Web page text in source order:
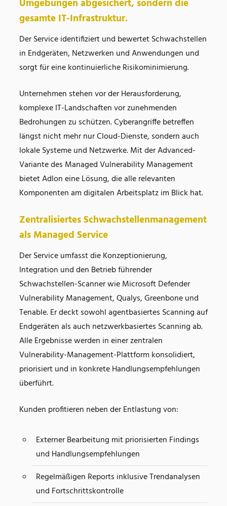
Umgebungen abgesichert, sondern die
gesamte IT-Infrastruktur.
Der Service identifiziert und bewertet Schwachstellen
in Endgeräten, Netzwerken und Anwendungen und
sorgt für eine kontinuierliche Risikominimierung.
Unternehmen stehen vor der Herausforderung,
komplexe IT-Landschaften vor zunehmenden
Bedrohungen zu schützen. Cyberangriffe betreffen
längst nicht mehr nur Cloud-Dienste, sondern auch
lokale Systeme und Netzwerke. Mit der Advanced-
Variante des Managed Vulnerability Management
bietet Adlon eine Lösung, die alle relevanten
Komponenten am digitalen Arbeitsplatz im Blick hat.
Zentralisiertes Schwachstellenmanagement
als Managed Service
Der Service umfasst die Konzeptionierung,
Integration und den Betrieb führender
Schwachstellen-Scanner wie Microsoft Defender
Vulnerability Management, Qualys, Greenbone und
Tenable. Er deckt sowohl agentbasiertes Scanning auf
Endgeräten als auch netzwerkbasiertes Scanning ab.
Alle Ergebnisse werden in einer zentralen
Vulnerability-Management-Plattform konsolidiert,
priorisiert und in konkrete Handlungsempfehlungen
überführt.
Kunden profitieren neben der Entlastung von:
Externer Bearbeitung mit priorisierten Findings
und Handlungsempfehlungen
Regelmäßigen Reports inklusive Trendanalysen
und Fortschrittskontrolle